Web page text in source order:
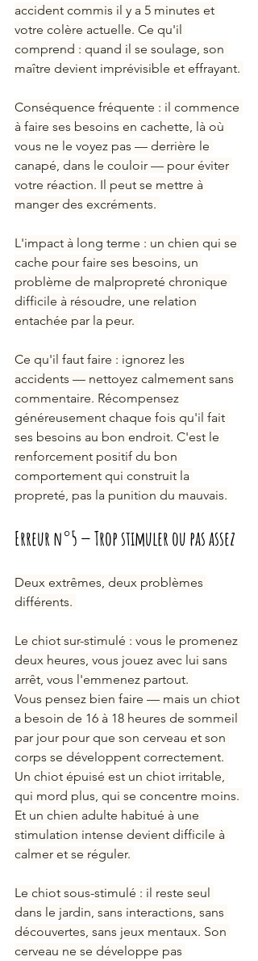
accident commis il y a 5 minutes et
votre colère actuelle. Ce qu'il
comprend : quand il se soulage, son
maître devient imprévisible et effrayant.
Conséquence fréquente : il commence
à faire ses besoins en cachette, là où
vous ne le voyez pas — derrière le
canapé, dans le couloir — pour éviter
votre réaction. Il peut se mettre à
manger des excréments.
L'impact à long terme : un chien qui se
cache pour faire ses besoins, un
problème de malpropreté chronique
difficile à résoudre, une relation
entachée par la peur.
Ce qu'il faut faire : ignorez les
accidents — nettoyez calmement sans
commentaire. Récompensez
généreusement chaque fois qu'il fait
ses besoins au bon endroit. C'est le
renforcement positif du bon
comportement qui construit la
propreté, pas la punition du mauvais.
Erreur n°5 — Trop stimuler ou pas assez
Deux extrêmes, deux problèmes
différents.
Le chiot sur-stimulé : vous le promenez
deux heures, vous jouez avec lui sans
arrêt, vous l'emmenez partout.
Vous pensez bien faire — mais un chiot
a besoin de 16 à 18 heures de sommeil
par jour pour que son cerveau et son
corps se développent correctement.
Un chiot épuisé est un chiot irritable,
qui mord plus, qui se concentre moins.
Et un chien adulte habitué à une
stimulation intense devient difficile à
calmer et se réguler.
Le chiot sous-stimulé : il reste seul
dans le jardin, sans interactions, sans
découvertes, sans jeux mentaux. Son
cerveau ne se développe pas